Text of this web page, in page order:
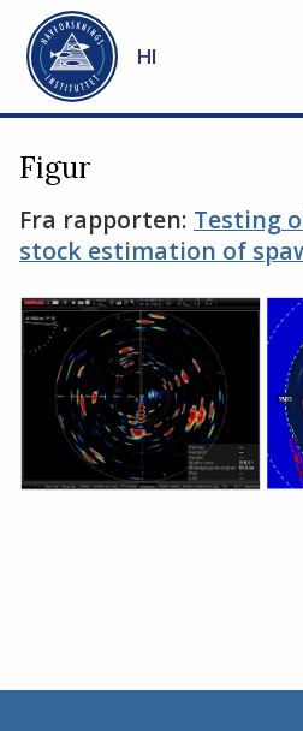
Gå til hovedinnhold
HI
Figur
Fra rapporten: Testing
stock estimation of